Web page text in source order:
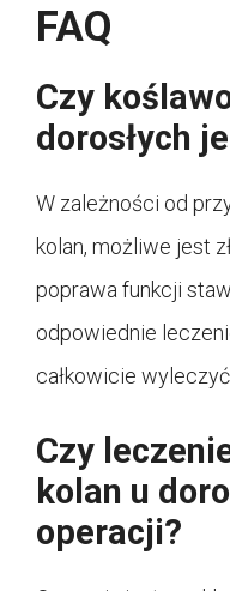
FAQ
Czy
dorosłych
W zależności od
kolan, możliwe jest
poprawa funkcji
odpowiednie
całkowicie
Czy
kolan u
operacji?